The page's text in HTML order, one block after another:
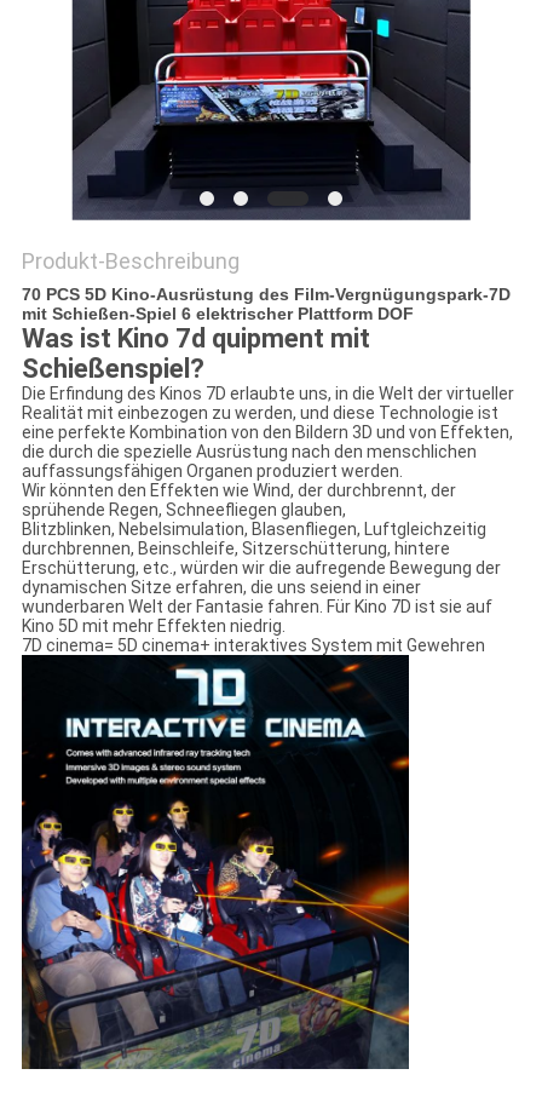
Produkt-Beschreibung
70 PCS 5D Kino-Ausrüstung des Film-Vergnügungspark-7D
mit Schießen-Spiel 6 elektrischer Plattform DOF
Was ist Kino 7d quipment mit
Schießenspiel?
Die Erfindung des Kinos 7D erlaubte uns, in die Welt der virtueller
Realität mit einbezogen zu werden, und diese Technologie ist
eine perfekte Kombination von den Bildern 3D und von Effekten,
die durch die spezielle Ausrüstung nach den menschlichen
auffassungsfähigen Organen produziert werden.
Wir könnten den Effekten wie Wind, der durchbrennt, der
sprühende Regen, Schneefliegen glauben,
Blitzblinken, Nebelsimulation, Blasenfliegen, Luftgleichzeitig
durchbrennen, Beinschleife, Sitzerschütterung, hintere
Erschütterung, etc., würden wir die aufregende Bewegung der
dynamischen Sitze erfahren, die uns seiend in einer
wunderbaren Welt der Fantasie fahren. Für Kino 7D ist sie auf
Kino 5D mit mehr Effekten niedrig.
7D cinema= 5D cinema+ interaktives System mit Gewehren